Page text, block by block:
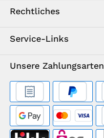
Rechtliches
Service-Links
Unsere Zahlungsarten